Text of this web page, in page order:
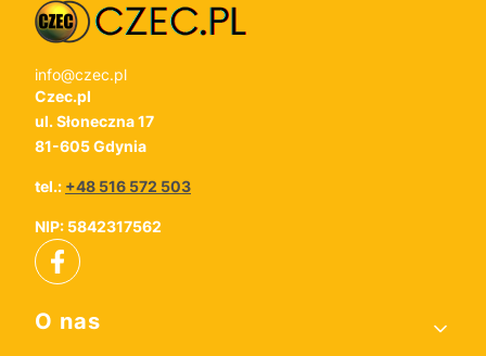
info@czec.pl
Czec.pl
ul. Słoneczna 17
81-605 Gdynia
tel.: +48 516 572 503
NIP: 5842317562
Linki w stopce
O nas